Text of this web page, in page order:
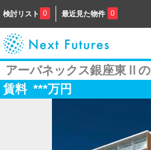
検討リスト 0 最近見た物件 0
アーバネックス銀座東Ⅱ
賃料 ***万円